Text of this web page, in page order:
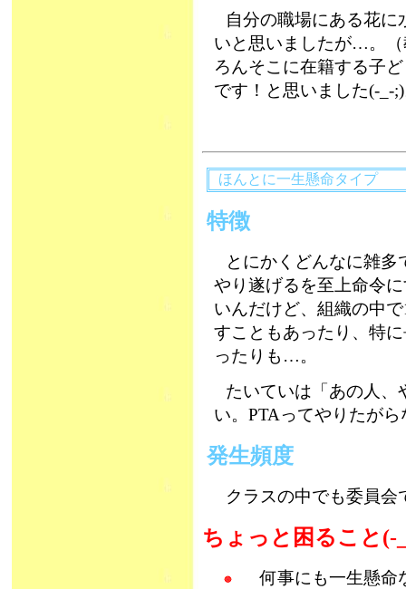
自分の職場にある花
いと思いましたが…。
ろんそこに在籍する子
です！と思いました(-_-
ほんとに一生懸命タイプ
特徴
とにかくどんなに雑
やり遂げるを至上命令
いんだけど、組織の中
すこともあったり、特
ったりも…。
たいていは「あの人、
い。PTAってやりたが
発生頻度
クラスの中でも委員
ちょっと困ること
何事にも一生懸命